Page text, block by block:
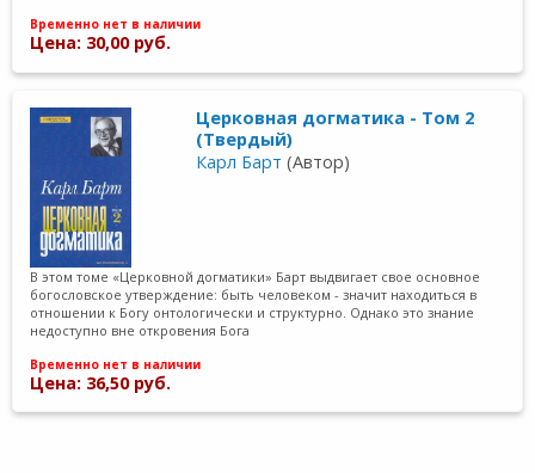
Временно нет в наличии
Цена: 30,00 руб.
Церковная догматика - Том 2
(Твердый)
Карл Барт (Автор)
В этом томе «Церковной догматики» Барт выдвигает свое основное
богословское утверждение: быть человеком - значит находиться в
отношении к Богу онтологически и структурно. Однако это знание
недоступно вне откровения Бога
Временно нет в наличии
Цена: 36,50 руб.